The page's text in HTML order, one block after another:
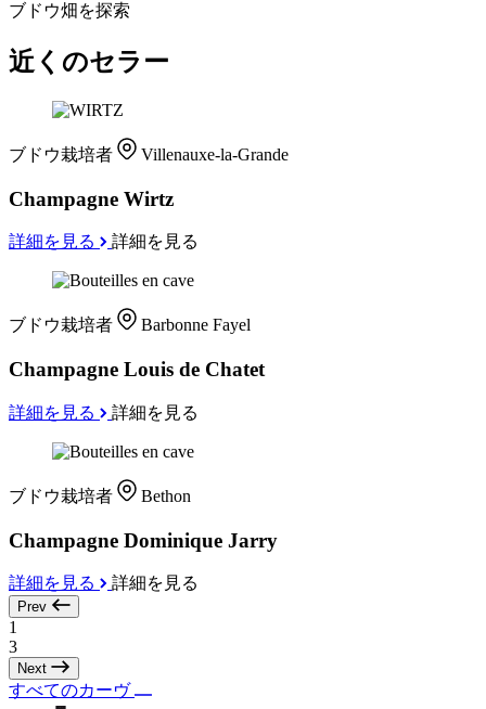
ブドウ畑を探索
近くのセラー
ブドウ栽培者 Villenauxe-la-Grande
Champagne Wirtz
詳細を見る 詳細を見る
ブドウ栽培者 Barbonne Fayel
Champagne Louis de Chatet
詳細を見る 詳細を見る
ブドウ栽培者 Bethon
Champagne Dominique Jarry
詳細を見る 詳細を見る
Prev
1
3
Next
すべてのカーヴ